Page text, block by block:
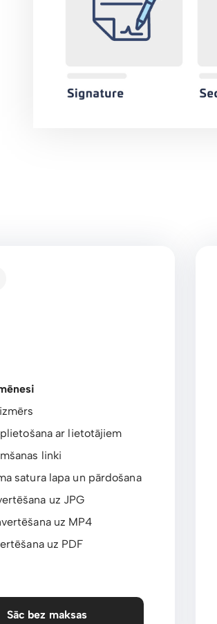
ar lietotājiem
linki
satura lapa un pārdošana
uz JPG
uz MP4
uz PDF
Sāc bez maksas